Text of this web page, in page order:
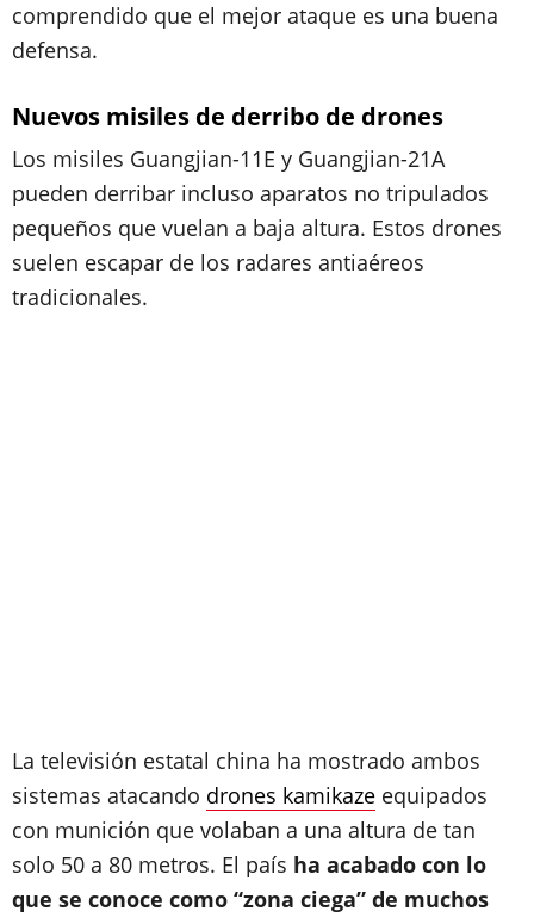
comprendido que el mejor ataque es una buena
defensa.
Nuevos misiles de derribo de drones
Los misiles Guangjian-11E y Guangjian-21A
pueden derribar incluso aparatos no tripulados
pequeños que vuelan a baja altura. Estos drones
suelen escapar de los radares antiaéreos
tradicionales.
La televisión estatal china ha mostrado ambos
sistemas atacando drones kamikaze equipados
con munición que volaban a una altura de tan
solo 50 a 80 metros. El país ha acabado con lo
que se conoce como “zona ciega” de muchos